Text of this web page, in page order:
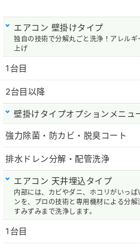
エアコン 壁掛けタイプ
独自の技術で分解丸ごと洗浄！アレル
上げ
1台目
2台目以降
壁掛けタイプオプションメニュ
強力除菌・防カビ・脱臭コート
排水ドレン分解・配管洗浄
エアコン 天井埋込タイプ
内部には、カビやダニ、ホコリがいっ
ンを、プロの技術と専用機材による分
すみずみまで洗浄します。
1台目